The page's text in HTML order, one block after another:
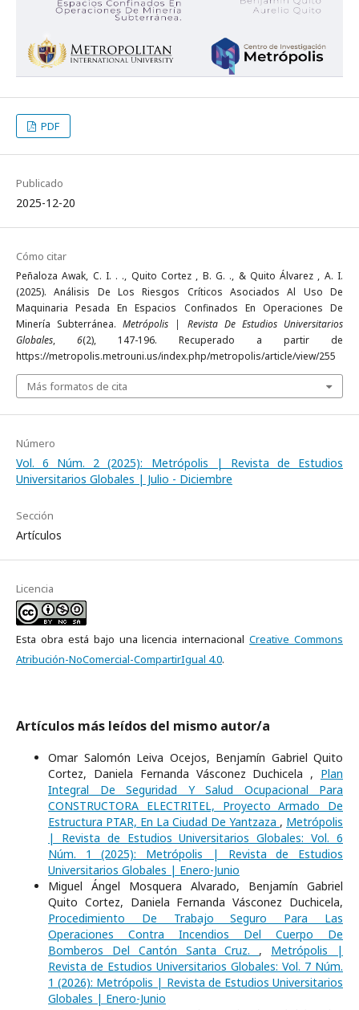
PDF
Publicado
2025-12-20
Cómo citar
Peñaloza Awak, C. I. . ., Quito Cortez , B. G. ., & Quito Álvarez , A. I.
(2025). Análisis De Los Riesgos Críticos Asociados Al Uso De
Maquinaria Pesada En Espacios Confinados En Operaciones De
Minería Subterránea.Metrópolis | Revista De Estudios Universitarios
Globales, 6(2), 147-196. Recuperado a partir de
https://metropolis.metrouni.us/index.php/metropolis/article/view/255
Más formatos de cita
Número
Vol. 6 Núm. 2 (2025): Metrópolis | Revista de Estudios
Universitarios Globales | Julio - Diciembre
Sección
Artículos
Licencia
Esta obra está bajo una licencia internacionalCreative Commons
Atribución-NoComercial-CompartirIgual 4.0.
Artículos más leídos del mismo autor/a
Omar Salomón Leiva Ocejos, Benjamín Gabriel Quito
Cortez, Daniela Fernanda Vásconez Duchicela , Plan
Integral De Seguridad Y Salud Ocupacional Para
CONSTRUCTORA ELECTRITEL, Proyecto Armado De
Estructura PTAR, En La Ciudad De Yantzaza , Metrópolis
| Revista de Estudios Universitarios Globales: Vol. 6
Núm. 1 (2025): Metrópolis | Revista de Estudios
Universitarios Globales | Enero-Junio
Miguel Ángel Mosquera Alvarado, Benjamín Gabriel
Quito Cortez, Daniela Fernanda Vásconez Duchicela,
Procedimiento De Trabajo Seguro Para Las
Operaciones Contra Incendios Del Cuerpo De
Bomberos Del Cantón Santa Cruz. , Metrópolis |
Revista de Estudios Universitarios Globales: Vol. 7 Núm.
1 (2026): Metrópolis | Revista de Estudios Universitarios
Globales | Enero-Junio